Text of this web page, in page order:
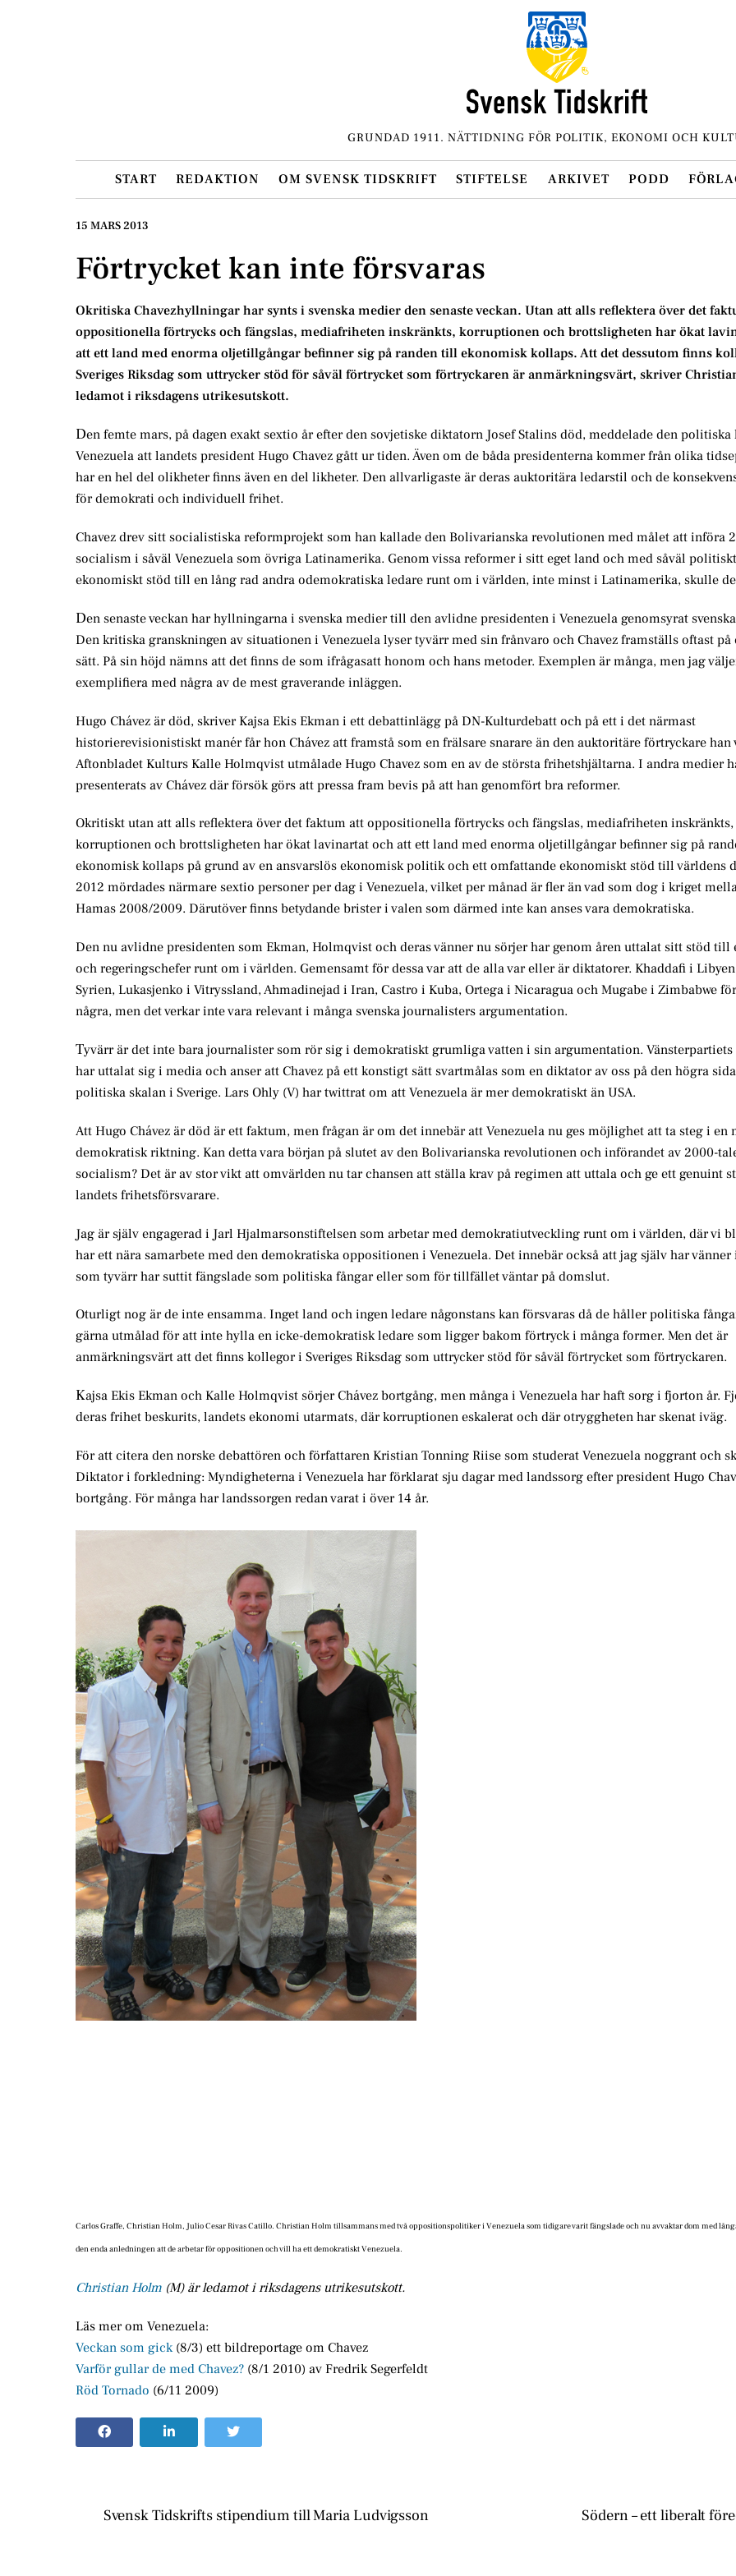
GRUNDAD 1911. NÄTTIDNING FÖR POLITIK, EKONOMI OCH
START REDAKTION OM SVENSK TIDSKRIFT STIFTELSE ARKIVET PODD
15 MARS 2013
Förtrycket kan inte försvaras
Okritiska Chavezhyllningar har synts i svenska medier den senaste veckan. Utan att alls reflektera över det
oppositionella förtrycks och fängslas, mediafriheten inskränkts, korruptionen och brottsligheten har ökat
att ett land med enorma oljetillgångar befinner sig på randen till ekonomisk kollaps. Att det dessutom finns
Sveriges Riksdag som uttrycker stöd för såväl förtrycket som förtryckaren är anmärkningsvärt, skriver
ledamot i riksdagens utrikesutskott.
Den femte mars, på dagen exakt sextio år efter den sovjetiske diktatorn Josef Stalins död, meddelade den
Venezuela att landets president Hugo Chavez gått ur tiden. Även om de båda presidenterna kommer från olika
har en hel del olikheter finns även en del likheter. Den allvarligaste är deras auktoritära ledarstil och de
för demokrati och individuell frihet.
Chavez drev sitt socialistiska reformprojekt som han kallade den Bolivarianska revolutionen med målet att införa
socialism i såväl Venezuela som övriga Latinamerika. Genom vissa reformer i sitt eget land och med såväl
ekonomiskt stöd till en lång rad andra odemokratiska ledare runt om i världen, inte minst i Latinamerika, skulle
Den senaste veckan har hyllningarna i svenska medier till den avlidne presidenten i Venezuela genomsyrat
Den kritiska granskningen av situationen i Venezuela lyser tyvärr med sin frånvaro och Chavez framställs oftast
sätt. På sin höjd nämns att det finns de som ifrågasatt honom och hans metoder. Exemplen är många, men jag
exemplifiera med några av de mest graverande inläggen.
Hugo Chávez är död, skriver Kajsa Ekis Ekman i ett debattinlägg på DN-Kulturdebatt och på ett i det närmast
historierevisionistiskt manér får hon Chávez att framstå som en frälsare snarare än den auktoritäre förtryckare han
Aftonbladet Kulturs Kalle Holmqvist utmålade Hugo Chavez som en av de största frihetshjältarna. I andra medier
presenterats av Chávez där försök görs att pressa fram bevis på att han genomfört bra reformer.
Okritiskt utan att alls reflektera över det faktum att oppositionella förtrycks och fängslas, mediafriheten inskränkts,
korruptionen och brottsligheten har ökat lavinartat och att ett land med enorma oljetillgångar befinner sig på
ekonomisk kollaps på grund av en ansvarslös ekonomisk politik och ett omfattande ekonomiskt stöd till världens
2012 mördades närmare sextio personer per dag i Venezuela, vilket per månad är fler än vad som dog i kriget
Hamas 2008/2009. Därutöver finns betydande brister i valen som därmed inte kan anses vara demokratiska.
Den nu avlidne presidenten som Ekman, Holmqvist och deras vänner nu sörjer har genom åren uttalat sitt stöd till
och regeringschefer runt om i världen. Gemensamt för dessa var att de alla var eller är diktatorer. Khaddafi i
Syrien, Lukasjenko i Vitryssland, Ahmadinejad i Iran, Castro i Kuba, Ortega i Nicaragua och Mugabe i Zimbabwe
några, men det verkar inte vara relevant i många svenska journalisters argumentation.
Tyvärr är det inte bara journalister som rör sig i demokratiskt grumliga vatten i sin argumentation. Vänsterpartiets
har uttalat sig i media och anser att Chavez på ett konstigt sätt svartmålas som en diktator av oss på den högra
politiska skalan i Sverige. Lars Ohly (V) har twittrat om att Venezuela är mer demokratiskt än USA.
Att Hugo Chávez är död är ett faktum, men frågan är om det innebär att Venezuela nu ges möjlighet att ta steg i en
demokratisk riktning. Kan detta vara början på slutet av den Bolivarianska revolutionen och införandet av 2000-
socialism? Det är av stor vikt att omvärlden nu tar chansen att ställa krav på regimen att uttala och ge ett genuint
landets frihetsförsvarare.
Jag är själv engagerad i Jarl Hjalmarsonstiftelsen som arbetar med demokratiutveckling runt om i världen, där vi
har ett nära samarbete med den demokratiska oppositionen i Venezuela. Det innebär också att jag själv har vänner
som tyvärr har suttit fängslade som politiska fångar eller som för tillfället väntar på domslut.
Oturligt nog är de inte ensamma. Inget land och ingen ledare någonstans kan försvaras då de håller politiska
gärna utmålad för att inte hylla en icke-demokratisk ledare som ligger bakom förtryck i många former. Men det är
anmärkningsvärt att det finns kollegor i Sveriges Riksdag som uttrycker stöd för såväl förtrycket som förtryckaren.
Kajsa Ekis Ekman och Kalle Holmqvist sörjer Chávez bortgång, men många i Venezuela har haft sorg i fjorton år.
deras frihet beskurits, landets ekonomi utarmats, där korruptionen eskalerat och där otryggheten har skenat iväg.
För att citera den norske debattören och författaren Kristian Tonning Riise som studerat Venezuela noggrant och
Diktator i forkledning: Myndigheterna i Venezuela har förklarat sju dagar med landssorg efter president Hugo
bortgång. För många har landssorgen redan varat i över 14 år.
Carlos Graffe, Christian Holm, Julio Cesar Rivas Catillo. Christian Holm tillsammans med två oppositionspolitiker i Venezuela som tidigare varit fängslade och nu avvaktar dom med
den enda anledningen att de arbetar för oppositionen och vill ha ett demokratiskt Venezuela.
Christian Holm (M) är ledamot i riksdagens utrikesutskott.
Läs mer om Venezuela:
Veckan som gick(8/3) ett bildreportage om Chavez
Varför gullar de med Chavez? (8/1 2010) av Fredrik Segerfeldt
Röd Tornado (6/11 2009)
Svensk Tidskrifts stipendium till Maria Ludvigsson Södern – ett liberalt